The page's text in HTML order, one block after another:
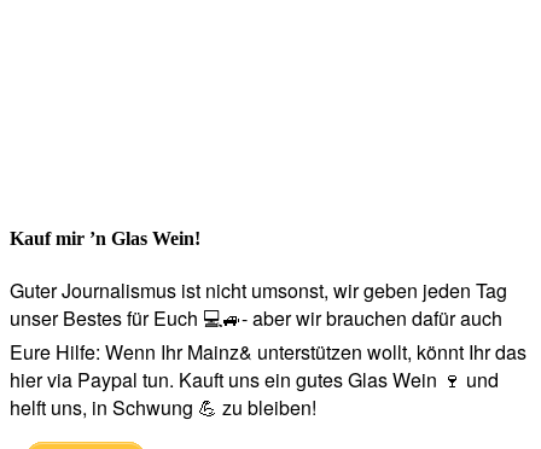
Kauf mir ’n Glas Wein!
Guter Journalismus ist nicht umsonst, wir geben jeden Tag
unser Bestes für Euch 💻🚙- aber wir brauchen dafür auch
Eure Hilfe: Wenn Ihr Mainz& unterstützen wollt, könnt Ihr das
hier via Paypal tun. Kauft uns ein gutes Glas Wein 🍷 und
helft uns, in Schwung 💪 zu bleiben!